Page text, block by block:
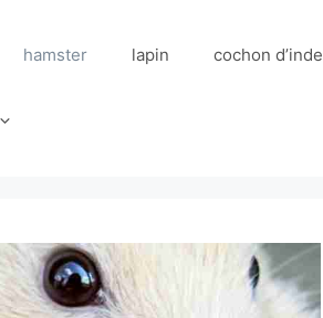
hamster lapin cochon d’inde